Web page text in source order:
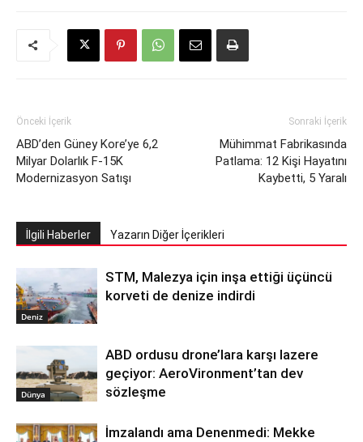
Önceki İçerik
ABD’den Güney Kore’ye 6,2
Milyar Dolarlık F-15K
Modernizasyon Satışı
Sonraki İçerik
Mühimmat Fabrikasında
Patlama: 12 Kişi Hayatını
Kaybetti, 5 Yaralı
İlgili Haberler Yazarın Diğer İçerikleri
Deniz
STM, Malezya için inşa ettiği üçüncü
korveti de denize indirdi
Dünya
ABD ordusu drone’lara karşı lazere
geçiyor: AeroVironment’tan dev
sözleşme
İmzalandı ama Denenmedi: Mekke